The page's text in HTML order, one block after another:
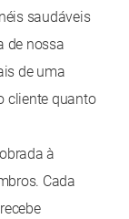
saudáveis
de nossa
de uma
cliente quanto
à
Cada